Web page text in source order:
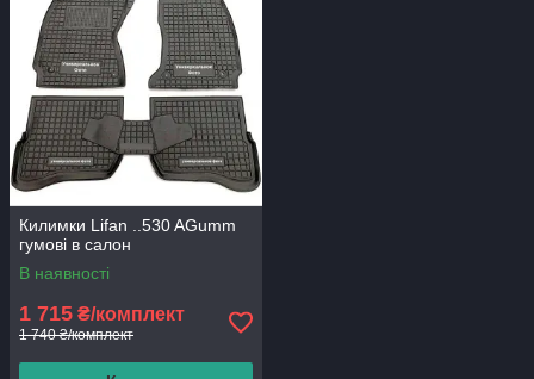
Килимки Lifan ..530 AGumm
гумові в салон
В наявності
1 715 ₴/комплект
1 740 ₴/комплект